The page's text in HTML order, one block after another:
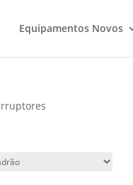
Equipamentos Novos